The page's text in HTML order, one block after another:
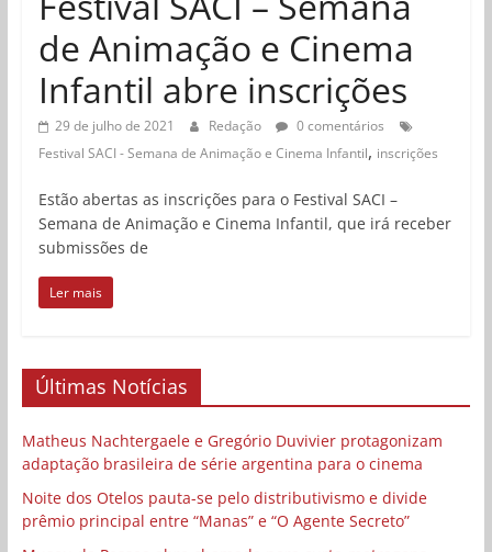
de Animação e Cinema
Infantil abre inscrições
29 de julho de 2021 Redação
0 comentários
Festival SACI - Semana de Animação e Cinema Infantil, inscrições
Estão abertas as inscrições para o Festival SACI –
Semana de Animação e Cinema Infantil, que irá receber
submissões de
Ler mais
Últimas Notícias
Matheus Nachtergaele e Gregório Duvivier protagonizam
adaptação brasileira de série argentina para o cinema
Noite dos Otelos pauta-se pelo distributivismo e divide
prêmio principal entre “Manas” e “O Agente Secreto”